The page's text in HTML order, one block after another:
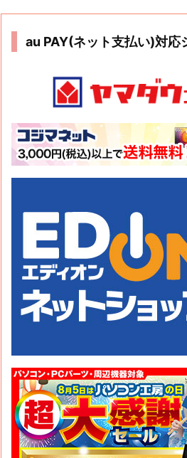
au PAY(ネット支払い)対応